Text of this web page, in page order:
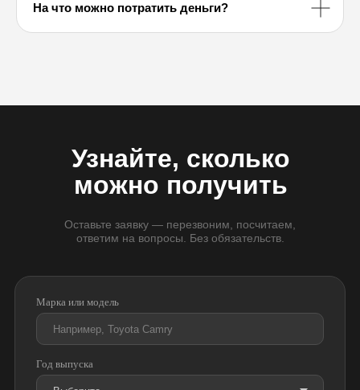
На что можно потратить деньги?
Узнайте, сколько
можно получить
Оставьте заявку — перезвоним, посчитаем,
ответим на вопросы. Без обязательств.
Марка или модель
Год выпуска